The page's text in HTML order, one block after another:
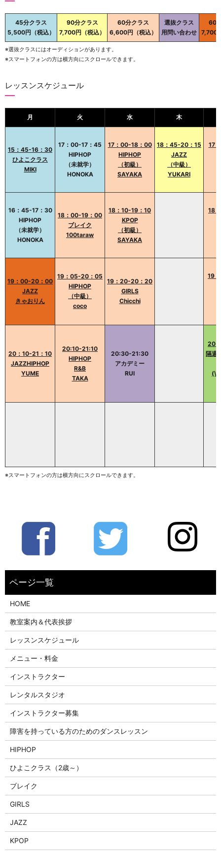
45分クラス
5,500円（税込）
90分クラス
7,700円（税込）
60分クラス
6,600円（税込）
選抜クラス
用問い合わせ
60
7,700
※選抜クラスにはオーディションがあります。
※スマートフォンの方は横方向にスクロールできます。
レッスンスケジュール
月 火 水 木
15：45-16：30
ひよこクラス
MIKI
17：00-17：45
HIPHOP
（未就学）
HONOKA
17：00-18：00
HIPHOP
（初級）
SAYAKA
18：45-20：15
JAZZ
（中級）
YUKARI
17
16：45-17：30
HIPHOP
（未就学）
HONOKA
18：00-19：00
ブレイク
100taraw
18：10-19：10
KPOP
（初級）
SAYAKA
18
19：00-20：00
JAZZ
きゃおりん
19：05-20：05
HIPHOP
（中級）
coco
19：20-20：20
GIRLS
Chicchi
19
20：10-21：10
JAZZHIPHOP
YUME
20:10-21:10
HIPHOP
R&B
TAKA
20:30-21:30
アカデミー
RUI
20
隔週
※スマートフォンの方は横方向にスクロールできます。
HOME
教室案内＆代表挨拶
レッスンスケジュール
メニュー・料金
インストラクター
レンタルスタジオ
インストラクター募集
障害を持っている方のためのダンスレッスン
HIPHOP
ひよこクラス（2歳～）
ブレイク
GIRLS
JAZZ
KPOP